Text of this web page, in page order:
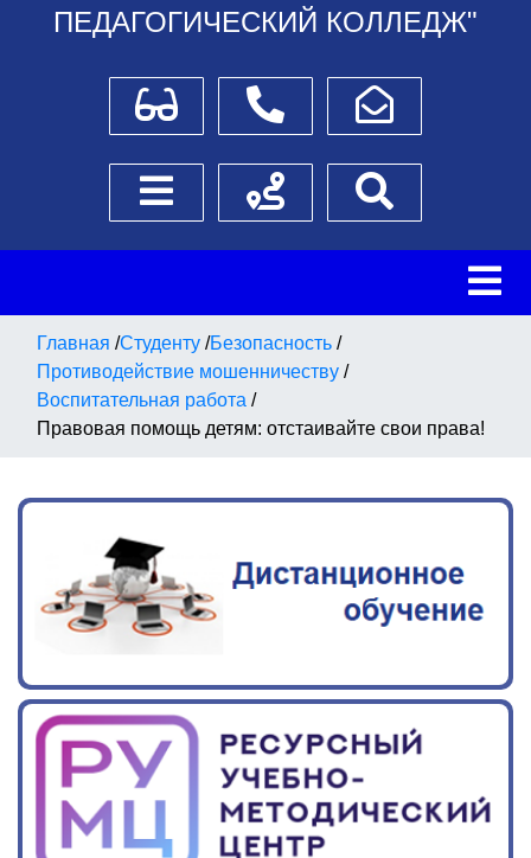
ПЕДАГОГИЧЕСКИЙ КОЛЛЕДЖ"
Для слабовидящихТелефоныНаписать обращение
Боковое менюСхема проезда
Главная /Студенту /Безопасность /
Противодействие мошенничеству /
Воспитательная работа /
Правовая помощь детям: отстаивайте свои права!